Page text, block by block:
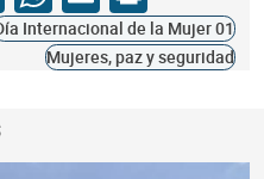
Internacional de la Mujer 01
Mujeres, paz y seguridad